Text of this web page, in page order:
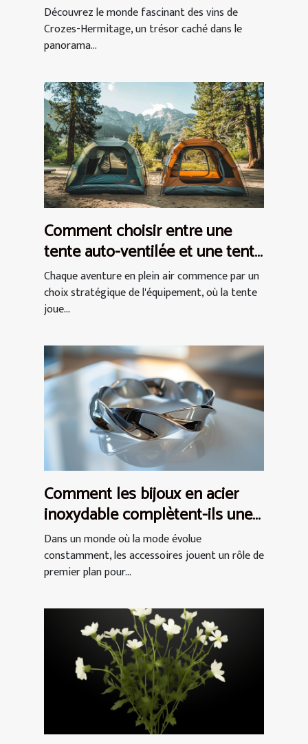
débutants
Découvrez le monde fascinant des vins de
Crozes-Hermitage, un trésor caché dans le
panorama...
Comment choisir entre une
tente auto-ventilée et une tente
à air captif
Chaque aventure en plein air commence par un
choix stratégique de l'équipement, où la tente
joue...
Comment les bijoux en acier
inoxydable complètent-ils une
tenue ?
Dans un monde où la mode évolue
constamment, les accessoires jouent un rôle de
premier plan pour...